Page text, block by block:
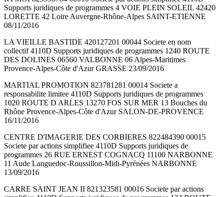
Supports juridiques de programmes 4 VOIE PLEIN SOLEIL 42420
LORETTE 42 Loire Auvergne-Rhône-Alpes SAINT-ETIENNE
08/11/2016
LA VIEILLE BASTIDE 420127201 00044 Societe en nom
collectif 4110D Supports juridiques de programmes 1240 ROUTE
DES DOLINES 06560 VALBONNE 06 Alpes-Maritimes
Provence-Alpes-Côte d'Azur GRASSE 23/09/2016
MARTIAL PROMOTION 823781281 00014 Societe a
responsabilite limitee 4110D Supports juridiques de programmes
1020 ROUTE D ARLES 13270 FOS SUR MER 13 Bouches du
Rhône Provence-Alpes-Côte d'Azur SALON-DE-PROVENCE
16/11/2016
CENTRE D'IMAGERIE DES CORBIERES 822484390 00015
Societe par actions simplifiee 4110D Supports juridiques de
programmes 26 RUE ERNEST COGNACQ 11100 NARBONNE
11 Aude Languedoc-Roussillon-Midi-Pyrénées NARBONNE
13/09/2016
CARRE SAINT JEAN II 821323581 00016 Societe par actions